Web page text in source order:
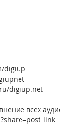
digiup
digiup.net
всех